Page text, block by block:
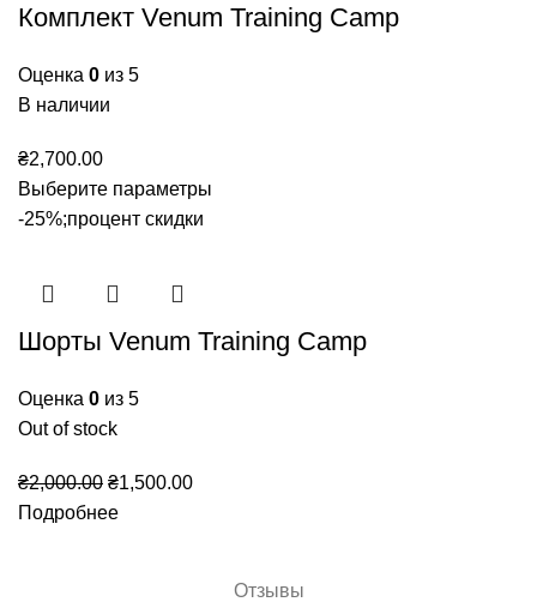
Комплект Venum Training Camp
Оценка 0 из 5
В наличии
₴2,700.00
Выберите параметры
-25%;процент скидки
Шорты Venum Training Camp
Оценка 0 из 5
Out of stock
₴2,000.00 Первоначальная
цена
₴1,500.00Текущая
Подробнее
Отзывы